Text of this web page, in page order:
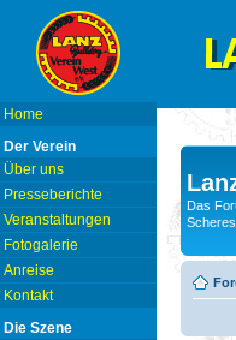
Home
Der Verein
Über uns
Presseberichte
Veranstaltungen
Fotogalerie
Anreise
Kontakt
Die Szene
Das
Scheres